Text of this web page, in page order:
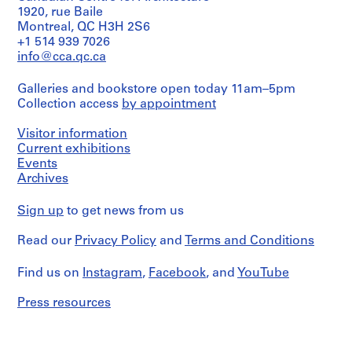
e
n
o
r
,
4
-
2
o
t
b
e
9
AP066.S5.D2
6
AP066.S5.D4
9
8
6
AP066.S5.D5
o
s
s
i
r
s
p
e
r
s
n
e
s
1
1920, rue Baile
Montreal, QC H3H 2S6
+1 514 939 7026
info@cca.qc.ca
Galleries and bookstore open today 11am–5pm
Collection access by appointment
Visitor information
Current exhibitions
Events
Archives
Sign up to get news from us
Read our Privacy Policy and Terms and Conditions
Find us on Instagram, Facebook, and YouTube
Press resources